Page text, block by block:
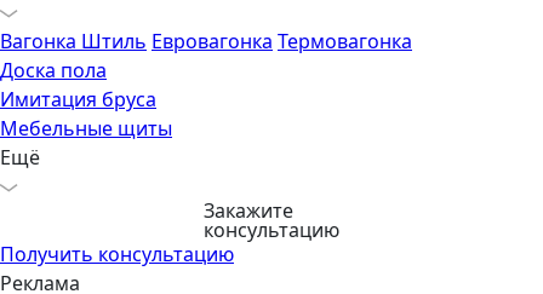
Вагонка Штиль Евровагонка Термовагонка
Доска пола
Имитация бруса
Мебельные щиты
Ещё
Закажите
консультацию
Получить консультацию
Реклама